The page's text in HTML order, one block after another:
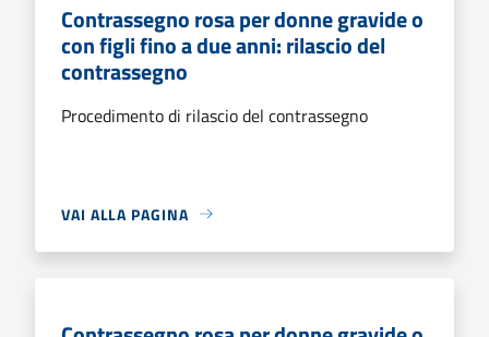
Contrassegno rosa per donne gravide o
con figli fino a due anni: rilascio del
contrassegno
Procedimento di rilascio del contrassegno
VAI ALLA PAGINA